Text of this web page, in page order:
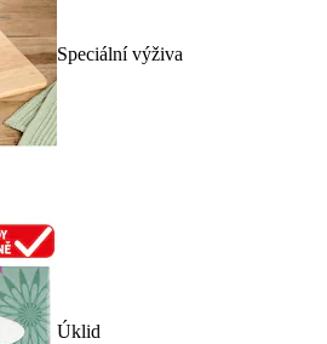
Speciální výživa
Úklid